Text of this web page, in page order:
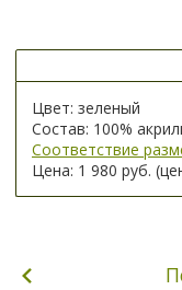
Цвет: зеленый
Состав: 100%
Соответствие
Цена: 1 980 руб.